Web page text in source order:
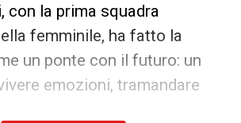
con la prima squadra
femminile, ha fatto la
un ponte con il futuro: un
emozioni, tramandare